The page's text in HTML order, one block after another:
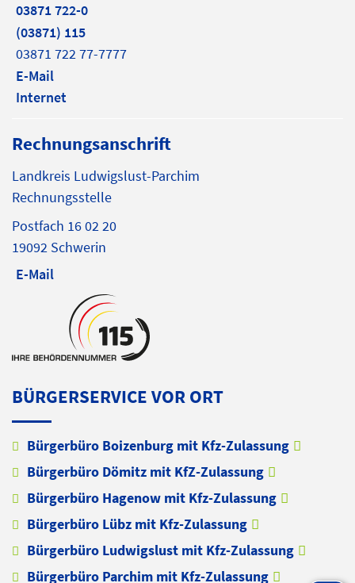
03871 722-0
(03871) 115
03871 722 77-7777
E-Mail
Internet
Rechnungsanschrift
Landkreis Ludwigslust-Parchim
Rechnungsstelle
Postfach 16 02 20
19092 Schwerin
E-Mail
BÜRGERSERVICE VOR ORT
Bürgerbüro Boizenburg mit Kfz-Zulassung
Bürgerbüro Dömitz mit KfZ-Zulassung
Bürgerbüro Hagenow mit Kfz-Zulassung
Bürgerbüro Lübz mit Kfz-Zulassung
Bürgerbüro Ludwigslust mit Kfz-Zulassung
Bürgerbüro Parchim mit Kfz-Zulassung